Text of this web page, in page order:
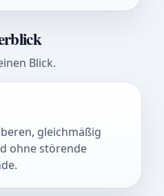
Blick.
gleichmäßig
ohne störende